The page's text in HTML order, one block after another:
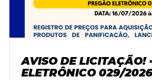
AVISO DE LICITAÇÃO!
ELETRÔNICO 029/2026